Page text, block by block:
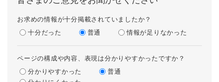
お求めの情報が十分掲載されていましたか？
十分だった
普通 情報が足りなかった
ページの構成や内容、表現は分かりやすかったですか？
分かりやすかった
普通